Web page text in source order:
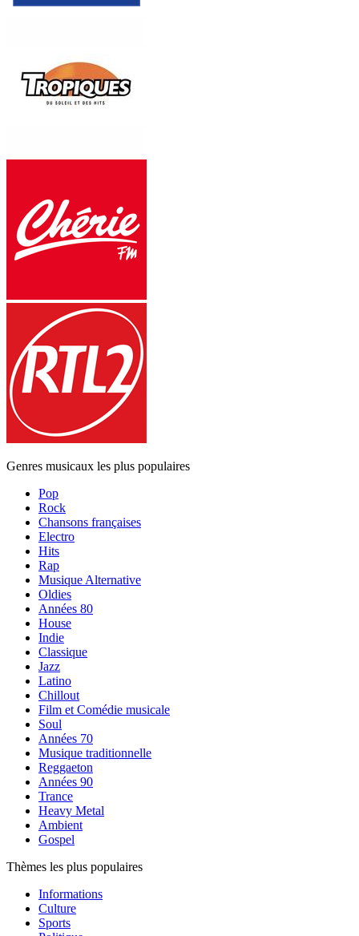
Genres musicaux les plus populaires
Pop
Rock
Chansons françaises
Electro
Hits
Rap
Musique Alternative
Oldies
Années 80
House
Indie
Classique
Jazz
Latino
Chillout
Film et Comédie musicale
Soul
Années 70
Musique traditionnelle
Reggaeton
Années 90
Trance
Heavy Metal
Ambient
Gospel
Thèmes les plus populaires
Informations
Culture
Sports